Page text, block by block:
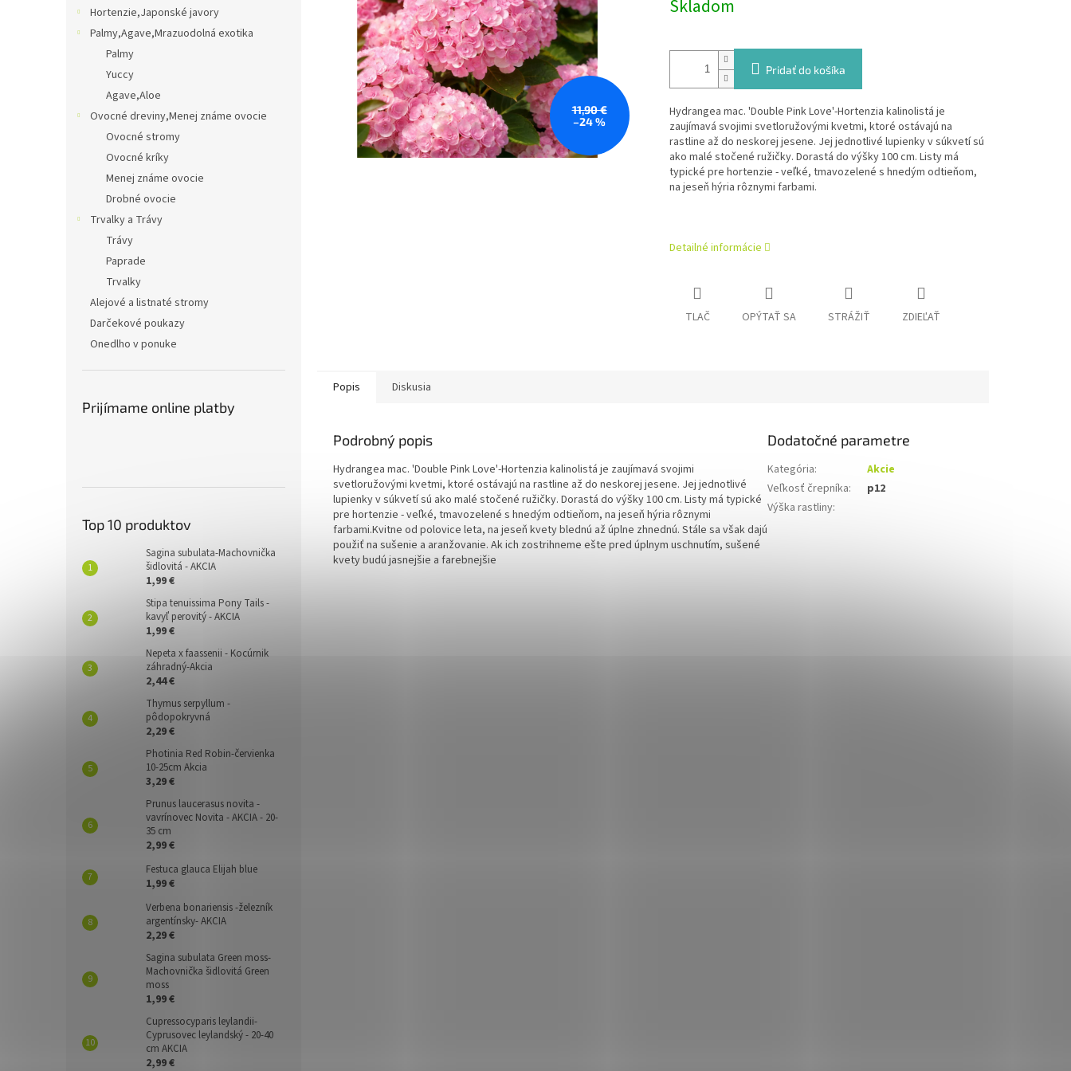
Hortenzie,Japonské javory
Palmy,Agave,Mrazuodolná exotika
Palmy
Yuccy
Agave,Aloe
Ovocné dreviny,Menej známe ovocie
Ovocné stromy
Ovocné kríky
Menej známe ovocie
Drobné ovocie
Trvalky a Trávy
Trávy
Paprade
Trvalky
Alejové a listnaté stromy
Darčekové poukazy
Onedlho v ponuke
Prijímame online platby
Top 10 produktov
Sagina subulata-Machovnička
šidlovitá - AKCIA
1,99 €
Stipa tenuissima Pony Tails -
kavyľ perovitý - AKCIA
1,99 €
Nepeta x faassenii - Kocúrnik
záhradný-Akcia
2,44 €
Thymus serpyllum -
pôdopokryvná
2,29 €
Photinia Red Robin-červienka
10-25cm Akcia
3,29 €
Prunus laucerasus novita -
vavrínovec Novita - AKCIA - 20-
35 cm
2,99 €
Festuca glauca Elijah blue
1,99 €
Verbena bonariensis -železník
argentínsky- AKCIA
2,29 €
Sagina subulata Green moss-
Machovnička šidlovitá Green
moss
1,99 €
Cupressocyparis leylandii-
Cyprusovec leylandský - 20-40
cm AKCIA
2,99 €
11,90 €
–24 %
Skladom
Pridať do košíka
Hydrangea mac. 'Double Pink Love'-Hortenzia kalinolistá je
zaujímavá svojimi svetloružovými kvetmi, ktoré ostávajú na
rastline až do neskorej jesene. Jej jednotlivé lupienky v súkvetí sú
ako malé stočené ružičky. Dorastá do výšky 100 cm. Listy má
typické pre hortenzie - veľké, tmavozelené s hnedým odtieňom,
na jeseň hýria rôznymi farbami.
Detailné informácie
TLAČ OPÝTAŤ SA STRÁŽIŤ ZDIEĽAŤ
Popis Diskusia
Podrobný popis
Hydrangea mac. 'Double Pink Love'-Hortenzia kalinolistá je zaujímavá svojimi
svetloružovými kvetmi, ktoré ostávajú na rastline až do neskorej jesene. Jej jednotlivé
lupienky v súkvetí sú ako malé stočené ružičky. Dorastá do výšky 100 cm. Listy má typické
pre hortenzie - veľké, tmavozelené s hnedým odtieňom, na jeseň hýria rôznymi
farbami.Kvitne od polovice leta, na jeseň kvety blednú až úplne zhnednú. Stále sa však dajú
použiť na sušenie a aranžovanie. Ak ich zostrihneme ešte pred úplnym uschnutím, sušené
kvety budú jasnejšie a farebnejšie
Dodatočné parametre
Kategória:
Akcie
Veľkosť črepníka:
p12
Výška rastliny: